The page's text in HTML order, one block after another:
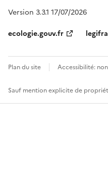
Version 3.3.1 17/07/2026
ecologie.gouv.fr
Plan du site Accessibilité:
Sauf mention explicite de